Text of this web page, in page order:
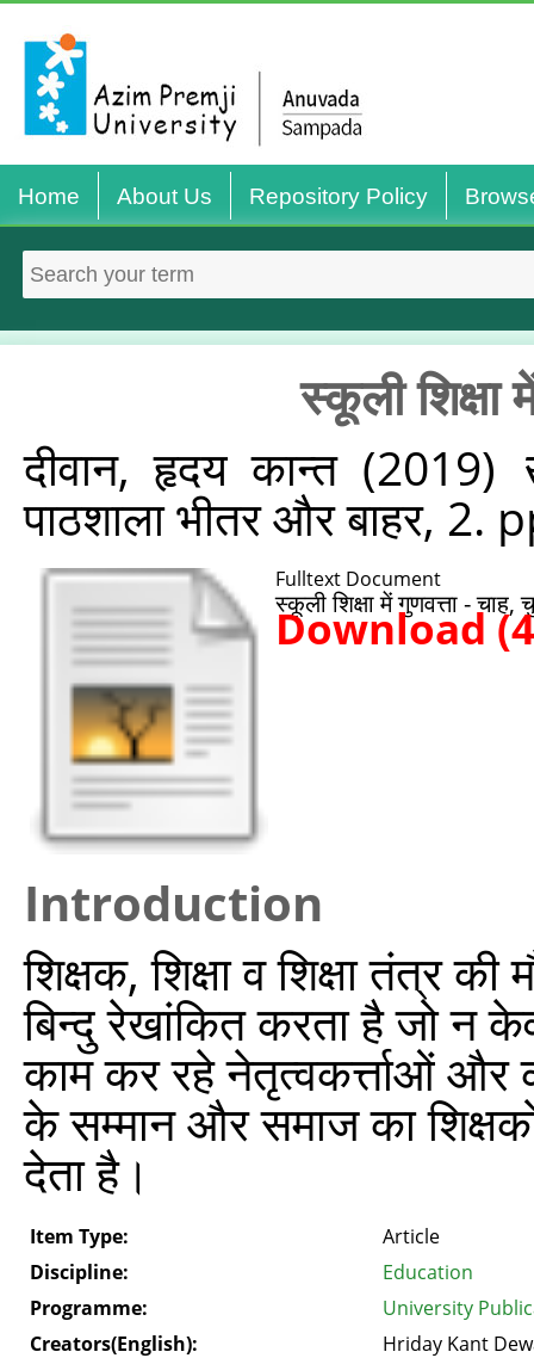
Home About Us Repository Policy
स्कूली शिक्षा
दीवान, हृदय कान्त(2019)
पाठशाला भीतर और बाहर, 2.
Fulltext Document
स्कूली शिक्षा में गुणवत्ता -
Download
Introduction
शिक्षक, शिक्षा व शिक्षा तंत्र
बिन्दु रेखांकित करता है जो न
काम कर रहे नेतृत्वकर्त्ताओं और
के सम्मान और समाज का
देता है।
Item Type:
Article
Discipline:
Education
Programme:
University
Creators(English):
Hriday Kant